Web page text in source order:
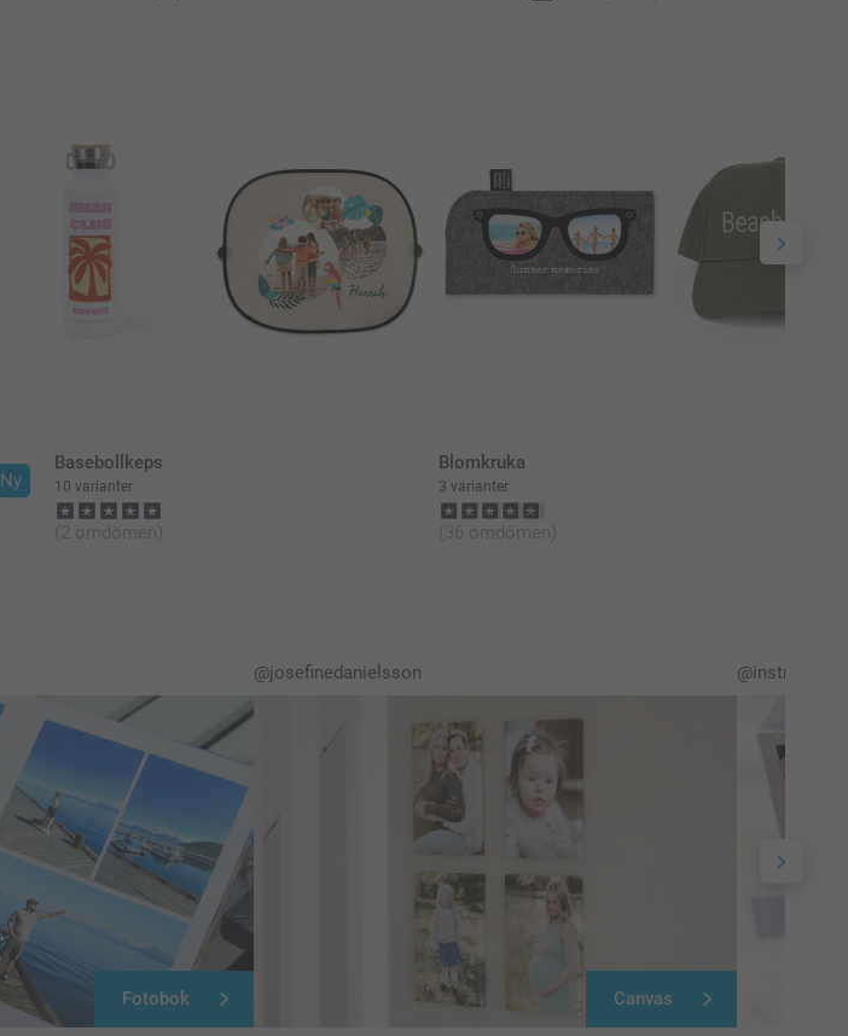
Ny
Basebollkeps
10 varianter
(2 omdömen)
Blomkruka
3 varianter
(36 omdömen)
Fotobok
@josefinedanielsson
Canvas